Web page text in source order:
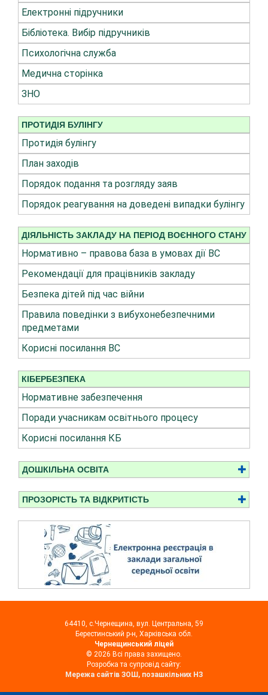
Електронні підручники
Бібліотека. Вибір підручників
Психологічна служба
Медична сторінка
ЗНО
ПРОТИДІЯ БУЛІНГУ
Протидія булінгу
План заходів
Порядок подання та розгляду заяв
Порядок реагування на доведені випадки булінгу
ДІЯЛЬНІСТЬ ЗАКЛАДУ НА ПЕРІОД ВОЄННОГО СТАНУ
Нормативно – правова база в умовах дії ВС
Рекомендації для працівників закладу
Безпека дітей під час війни
Правила поведінки з вибухонебезпечними
предметами
Корисні посилання ВС
КІБЕРБЕЗПЕКА
Нормативне забезпечення
Поради учасникам освітнього процесу
Корисні посилання КБ
ДОШКІЛЬНА ОСВІТА
ПРОЗОРІСТЬ ТА ВІДКРИТІСТЬ
64410, с.Чернещина, вул. Центральна, 59
Берестинський р-н, Харківська обл.
Чернещинський ліцей
© 2026 Всі права захищено.
Розробка та супровід сайту:
Мережа сайтів ЗОШ, позашкільних НЗ